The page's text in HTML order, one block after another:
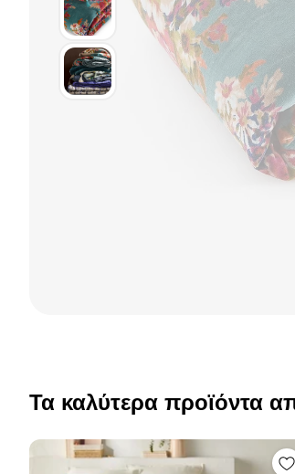
Τα καλύτερα προϊόντα